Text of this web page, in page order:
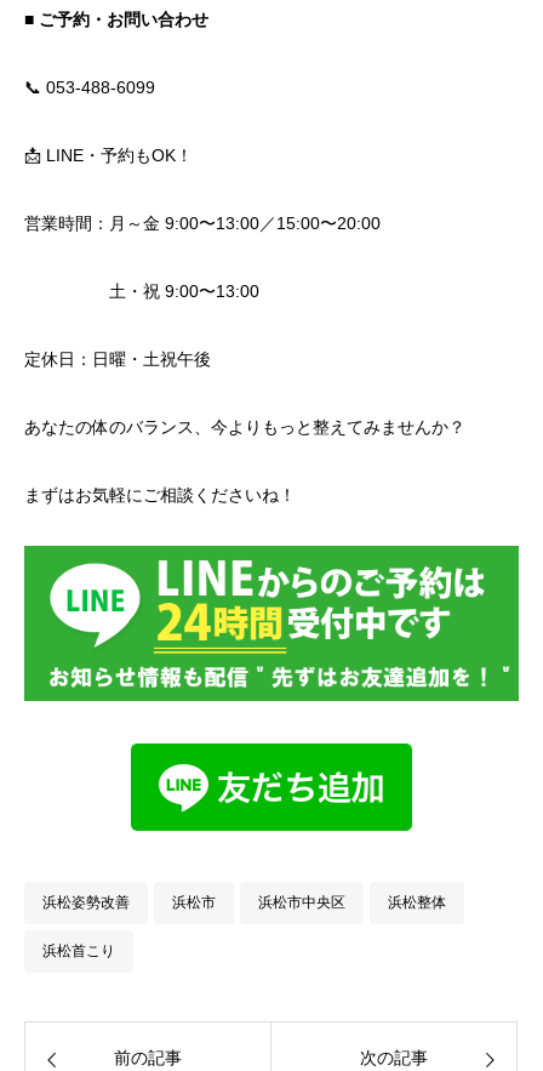
■ ご予約・お問い合わせ
📞 053-488-6099
📩 LINE・予約もOK！
営業時間：月～金 9:00〜13:00／15:00〜20:00
土・祝 9:00〜13:00
定休日：日曜・土祝午後
あなたの体のバランス、今よりもっと整えてみませんか？
まずはお気軽にご相談くださいね！
浜松姿勢改善 浜松市 浜松市中央区 浜松整体
浜松首こり
前の記事 次の記事